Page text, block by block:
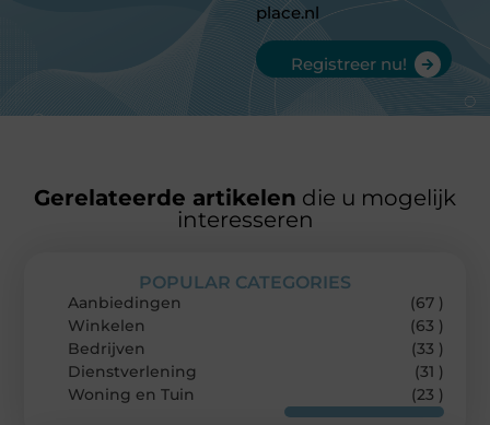
place.nl
Registreer nu!
Gerelateerde artikelen die u mogelijk
interesseren
POPULAR CATEGORIES
Aanbiedingen
(67 )
Winkelen
(63 )
Bedrijven
(33 )
Dienstverlening
(31 )
Woning en Tuin
(23 )